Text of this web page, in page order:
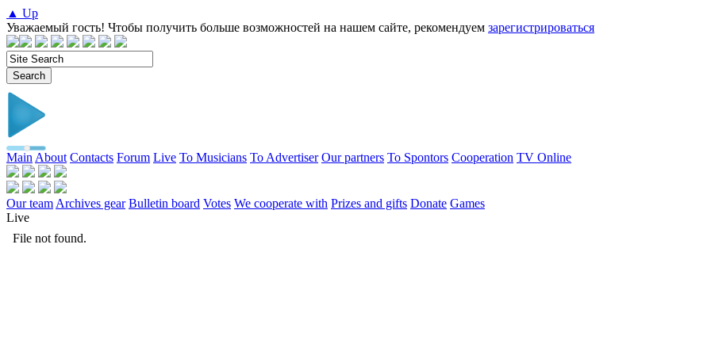
▲ Up
Уважаемый гость! Чтобы получить больше возможностей на нашем сайте, рекомендуем зарегистрироваться
Main About Contacts Forum Live To Musicians To Advertiser Our partners To Spontors Cooperation TV Online
Our team Archives gear Bulletin board Votes We cooperate with Prizes and gifts Donate Games
Live